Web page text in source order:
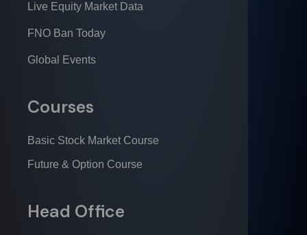
Live Equity Market Data
FNO Ban Today
Global Events
Courses
Basic Stock Market Course
Future & Option Course
Head Office